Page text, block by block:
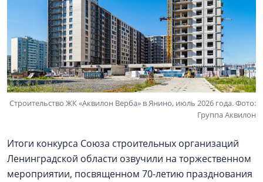
Строительство ЖК «Аквилон Верба» в Янино, июль 2026 года. Фото:
Группа Аквилон
Итоги конкурса Союза строительных организаций
Ленинградской области озвучили на торжественном
мероприятии, посвященном 70-летию празднования